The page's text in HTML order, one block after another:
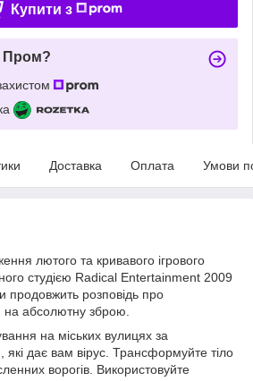
Купити з
Пром?
Доставка Оплата Умови
лютого та кривавого ігрового
студією Radical Entertainment 2009
продовжить розповідь про
абсолютну зброю.
на міських вулицях за
які дає вам вірус. Трансформуйте тіло
ворогів. Використовуйте